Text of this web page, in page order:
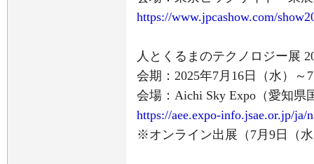
https://www.jpcashow.com/
人とくるまのテクノロジー展
会期：2025年7月16日（水）～
会場：Aichi Sky Expo（愛知県
https://aee.expo-info.jsae.or.jp/ja/
※オンライン出展（7月9日（